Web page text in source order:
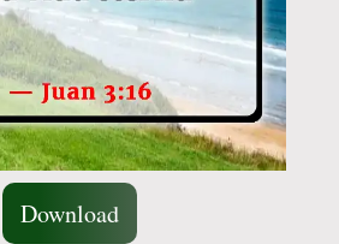
Download